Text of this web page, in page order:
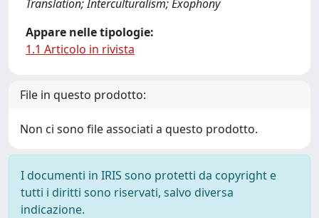
Translation; Interculturalism; Exophony
Appare nelle tipologie:
1.1 Articolo in rivista
File in questo prodotto:
Non ci sono file associati a questo prodotto.
I documenti in IRIS sono protetti da copyright e
tutti i diritti sono riservati, salvo diversa
indicazione.